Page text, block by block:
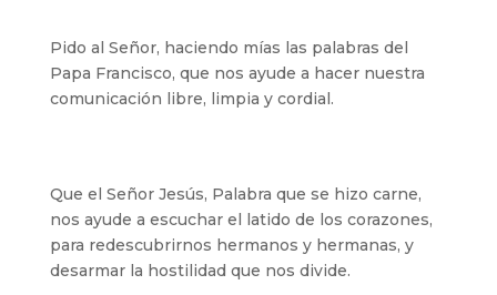
Pido al Señor, haciendo mías las palabras del
Papa Francisco, que nos ayude a hacer nuestra
comunicación libre, limpia y cordial.
Que el Señor Jesús, Palabra que se hizo carne,
nos ayude a escuchar el latido de los corazones,
para redescubrirnos hermanos y hermanas, y
desarmar la hostilidad que nos divide.